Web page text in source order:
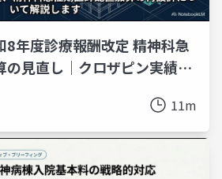
8年度診療報酬改定 精神科急
の見直し｜クロザピン実績の
対1入院基本料の追加
11m